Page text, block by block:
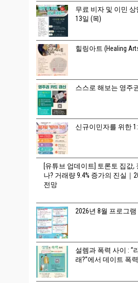
무료 비자 및 이민 상
13일 (목)
힐링아트 (Healing
스스로 해보는 영주
신규이민자를 위한
[유튜브 업데이트] 토론토 집값,
나? 거래량 9.4% 증가의 진실｜
전망
2026년 8월 프로그램
설렘과 폭력 사이 : “
래?”에서 데이트 폭